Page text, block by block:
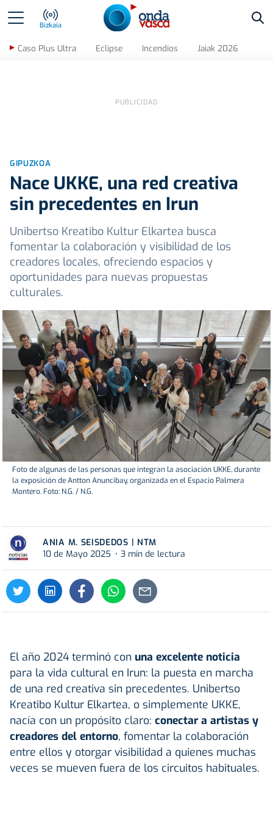
Bizkaia
Caso Plus Ultra Eclipse Incendios Jaiak 2026
GIPUZKOA
Nace UKKE, una red creativa
sin precedentes en Irun
Unibertso Kreatibo Kultur Elkartea busca
fomentar la colaboración y visibilidad de los
creadores locales, ofreciendo espacios y
oportunidades para nuevas propuestas
culturales.
Foto de algunas de las personas que integran la asociación UKKE, durante
la exposición de Antton Anuncibay, organizada en el Espacio Palmera
Montero. Foto: N.G. / N.G.
ANIA M. SEISDEDOS | NTM
10 de Mayo 2025
3 min de lectura
El año 2024 terminó con una excelente noticia
para la vida cultural en Irun: la puesta en marcha
de una red creativa sin precedentes. Unibertso
Kreatibo Kultur Elkartea, o simplemente UKKE,
nacía con un propósito claro: conectar a artistas y
creadores del entorno, fomentar la colaboración
entre ellos y otorgar visibilidad a quienes muchas
veces se mueven fuera de los circuitos habituales.